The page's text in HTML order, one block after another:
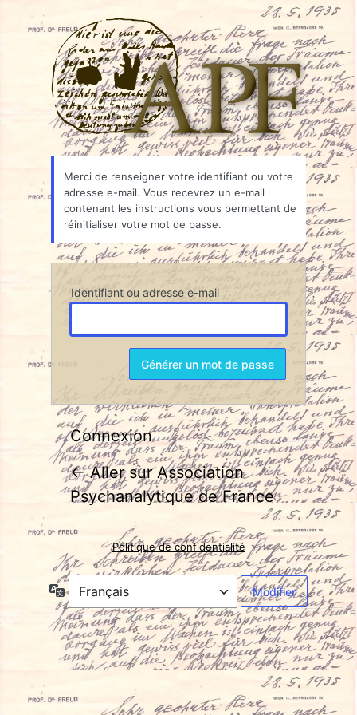
passe
oublié
Merci de renseigner votre identifiant ou votre
adresse e-mail. Vous recevrez un e-mail
contenant les instructions vous permettant de
réinitialiser votre mot de passe.
Identifiant ou adresse e-mail
Connexion
← Aller sur Association
Psychanalytique de France
Politique de confidentialité
Langue